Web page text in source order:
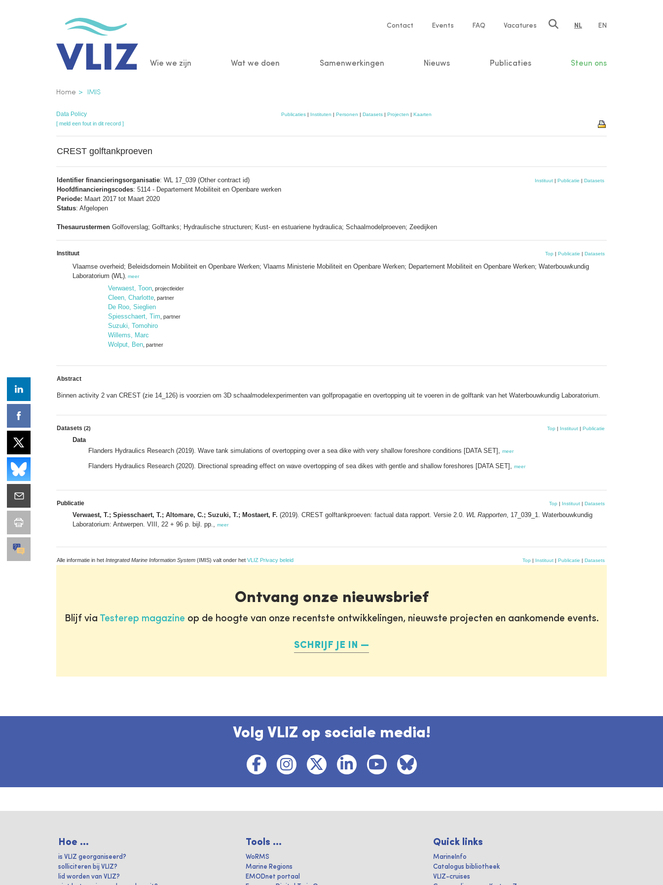
Service
Contact Events FAQ Vacatures NL EN
Main
Wie we zijn Wat we doen Samenwerkingen Nieuws Publicaties Steun ons
Kruimelpad
Home IMIS
Data Policy Publicaties| Instituten | Personen | Datasets| Projecten | Kaarten
[ meld een fout in dit record ]
CREST golftankproeven
Identifier financieringsorganisatie: WL 17_039 (Other contract id)
Hoofdfinancieringscodes: 5114 - Departement Mobiliteit en Openbare werken
Periode: Maart 2017 tot Maart 2020
Status: Afgelopen
Thesaurustermen Golfoverslag; Golftanks; Hydraulische structuren; Kust- en estuariene hydraulica; Schaalmodelproeven; Zeedijken
Instituut | Publicatie | Datasets
Instituut Top | Publicatie | Datasets
Vlaamse overheid; Beleidsdomein Mobiliteit en Openbare Werken; Vlaams Ministerie Mobiliteit en Openbare Werken; Departement Mobiliteit en Openbare Werken; Waterbouwkundig
Laboratorium (WL) meer
Verwaest, Toon , projectleider
Cleen, Charlotte , partner
De Roo, Sieglien
Spiesschaert, Tim , partner
Suzuki, Tomohiro
Willems, Marc
Wolput, Ben , partner
Abstract
Binnen activity 2 van CREST (zie 14_126) is voorzien om 3D schaalmodelexperimenten van golfpropagatie en overtopping uit te voeren in de golftank van het Waterbouwkundig Laboratorium.
Datasets (2) Top | Instituut | Publicatie
Data
Flanders Hydraulics Research (2019). Wave tank simulations of overtopping over a sea dike with very shallow foreshore conditions [DATA SET],
meer
Flanders Hydraulics Research (2020). Directional spreading effect on wave overtopping of sea dikes with gentle and shallow foreshores [DATA SET], meer
Publicatie Top | Instituut | Datasets
Verwaest, T.; Spiesschaert, T.; Altomare, C.; Suzuki, T.; Mostaert, F. (2019). CREST golftankproeven: factual data rapport. Versie 2.0. WL Rapporten , 17_039_1. Waterbouwkundig
Laboratorium: Antwerpen. VIII, 22 + 96 p. bijl. pp.,
meer
Alle informatie in het Integrated Marine Information System (IMIS) valt onder het VLIZ Privacy beleid Top | Instituut | Publicatie | Datasets
Ontvang onze nieuwsbrief
Blijf via Testerep magazine op de hoogte van onze recentste ontwikkelingen, nieuwste projecten en aankomende events.
SCHRIJF JE IN
Volg VLIZ op sociale media!
Hoe ...
is VLIZ georganiseerd?
solliciteren bij VLIZ?
lid worden van VLIZ?
Tools ...
WoRMS
Marine Regions
EMODnet portaal
Quick links
MarineInfo
Catalogus bibliotheek
VLIZ-cruises